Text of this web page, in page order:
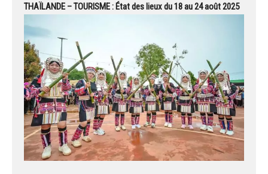
THAÏLANDE – TOURISME : État des lieux du 18 au 24 août 2025